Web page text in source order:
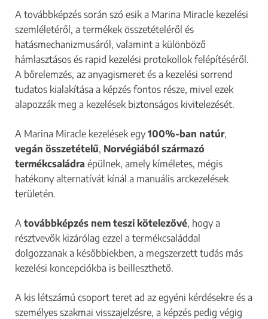
A továbbképzés során szó esik a Marina Miracle kezelési
szemléletéről, a termékek összetételéről és
hatásmechanizmusáról, valamint a különböző
hámlasztásos és rapid kezelési protokollok felépítéséről.
A bőrelemzés, az anyagismeret és a kezelési sorrend
tudatos kialakítása a képzés fontos része, mivel ezek
alapozzák meg a kezelések biztonságos kivitelezését.
A Marina Miracle kezelések egy100%-ban natúr,
vegán összetételű, Norvégiából származó
termékcsaládra épülnek, amely kíméletes, mégis
hatékony alternatívát kínál a manuális arckezelések
területén.
A továbbképzés nem teszi kötelezővé, hogy a
résztvevők kizárólag ezzel a termékcsaláddal
dolgozzanak a későbbiekben, a megszerzett tudás más
kezelési koncepciókba is beilleszthető.
A kis létszámú csoport teret ad az egyéni kérdésekre és a
személyes szakmai visszajelzésre, a képzés pedig végig